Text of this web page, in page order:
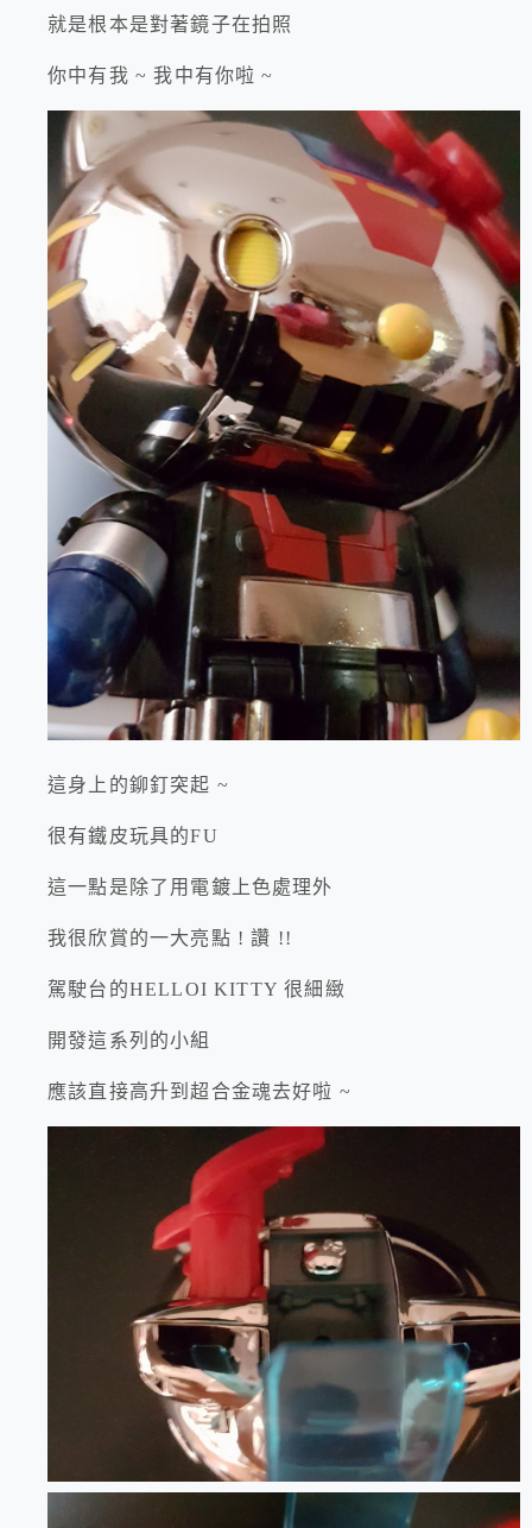
就是根本是對著鏡子在拍照
你中有我 ~ 我中有你啦 ~
這身上的鉚釘突起 ~
很有鐵皮玩具的FU
這一點是除了用電鍍上色處理外
我很欣賞的一大亮點 ! 讚 !!
駕駛台的HELLOI KITTY 很細緻
開發這系列的小組
應該直接高升到超合金魂去好啦 ~